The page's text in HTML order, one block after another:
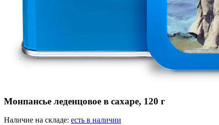
Монпансье леденцовое в сахаре, 120 г
Наличие на складе: есть в наличии